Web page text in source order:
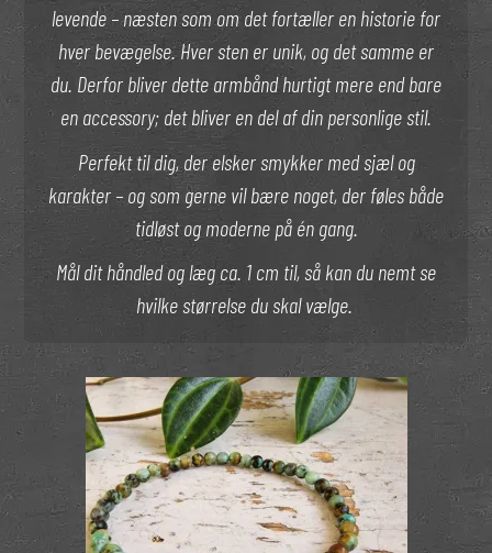
levende – næsten som om det fortæller en historie for
hver bevægelse. Hver sten er unik, og det samme er
du. Derfor bliver dette armbånd hurtigt mere end bare
en accessory; det bliver en del af din personlige stil.
Perfekt til dig, der elsker smykker med sjæl og
karakter – og som gerne vil bære noget, der føles både
tidløst og moderne på én gang.
Mål dit håndled og læg ca. 1 cm til, så kan du nemt se
hvilke størrelse du skal vælge.